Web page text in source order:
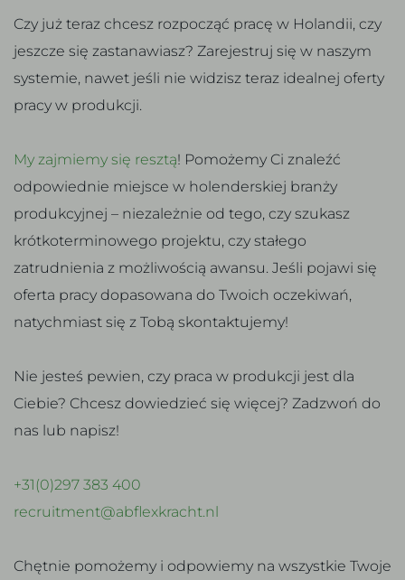
Czy już teraz chcesz rozpocząć pracę w Holandii, czy
jeszcze się zastanawiasz? Zarejestruj się w naszym
systemie, nawet jeśli nie widzisz teraz idealnej oferty
pracy w produkcji.
My zajmiemy się resztą! Pomożemy Ci znaleźć
odpowiednie miejsce w holenderskiej branży
produkcyjnej – niezależnie od tego, czy szukasz
krótkoterminowego projektu, czy stałego
zatrudnienia z możliwością awansu. Jeśli pojawi się
oferta pracy dopasowana do Twoich oczekiwań,
natychmiast się z Tobą skontaktujemy!
Nie jesteś pewien, czy praca w produkcji jest dla
Ciebie? Chcesz dowiedzieć się więcej? Zadzwoń do
nas lub napisz!
+31(0)297 383 400
recruitment@abflexkracht.nl
Chętnie pomożemy i odpowiemy na wszystkie Twoje